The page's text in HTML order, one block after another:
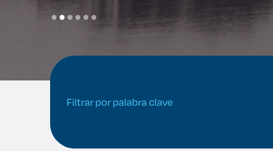
Derecho